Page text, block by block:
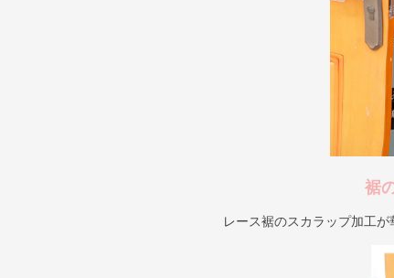
裾
レース裾のスカラップ加工